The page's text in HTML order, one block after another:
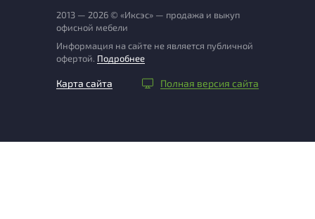
2013 — 2026 © «Иксэс» — продажа и выкуп
офисной мебели
Информация на сайте не является публичной
офертой. Подробнее
Карта сайта Полная версия сайта